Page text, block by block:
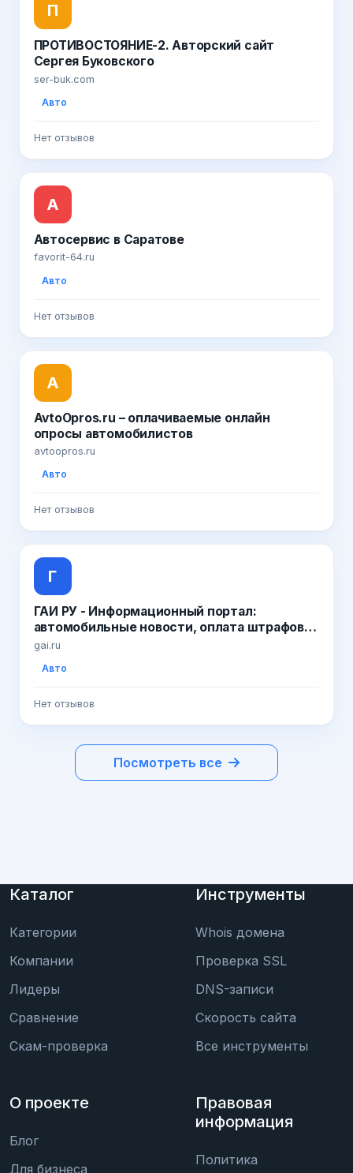
П
ПРОТИВОСТОЯНИЕ-2. Авторский сайт
Сергея Буковского
ser-buk.com
Авто
Нет отзывов
А
Автосервис в Саратове
favorit-64.ru
Авто
Нет отзывов
A
AvtoOpros.ru – оплачиваемые онлайн
опросы автомобилистов
avtoopros.ru
Авто
Нет отзывов
Г
ГАИ РУ - Информационный портал:
автомобильные новости, оплата штрафов
ГИБДД | Форум автомобилистов |
gai.ru
Авто
Нет отзывов
Посмотреть все
Каталог
Категории
Компании
Лидеры
Сравнение
Скам-проверка
Инструменты
Whois домена
Проверка SSL
DNS-записи
Скорость сайта
Все инструменты
О проекте
Блог
Для бизнеса
Правовая
информация
Политика